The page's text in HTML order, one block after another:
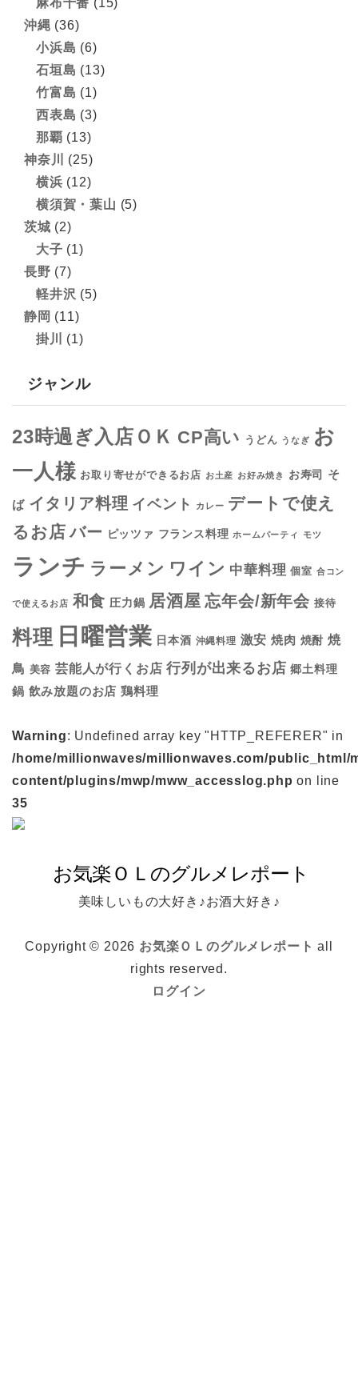
麻布十番 (15)
沖縄 (36)
小浜島 (6)
石垣島 (13)
竹富島 (1)
西表島 (3)
那覇 (13)
神奈川
(25)
横浜 (12)
横須賀・葉山 (5)
茨城 (2)
大子 (1)
長野 (7)
軽井沢 (5)
静岡 (11)
掛川
(1)
ジャンル
23時過ぎ入店ＯＫ CP高い うどん うなぎ お
一人様 お取り寄せができるお店 お土産 お好み焼き お寿司 そ
ば イタリア料理 イベント カレー デートで使え
るお店 バー ピッツァ フランス料理 ホームパーティ モツ
ランチ ラーメン ワイン 中華料理 個室 合コン
で使えるお店 和食 圧力鍋 居酒屋 忘年会/新年会 接待
料理 日曜営業 日本酒 沖縄料理 激安 焼肉 焼酎 焼
鳥 美容 芸能人が行くお店 行列が出来るお店 郷土料理
鍋 飲み放題のお店 鶏料理
Warning: Undefined array key "HTTP_REFERER" in
/home/millionwaves/millionwaves.com/public_html/
content/plugins/mwp/mww_accesslog.php on line
35
美味しいもの大好き♪お酒大好き♪
Copyright © 2026 お気楽ＯＬのグルメレポート all
rights reserved.
ログイン